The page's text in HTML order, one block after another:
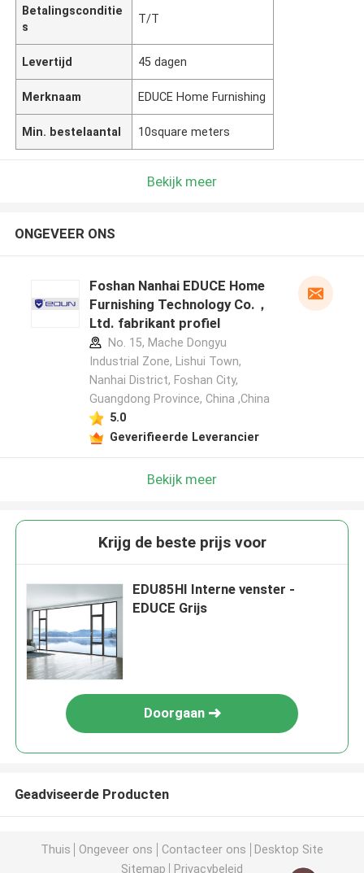
Betalingsconditie
s
T/T
Levertijd 45 dagen
Merknaam EDUCE Home Furnishing
Min. bestelaantal 10square meters
Bekijk meer
ONGEVEER ONS
Foshan Nanhai EDUCE Home
Furnishing Technology Co.，
Ltd. fabrikant profiel
No. 15, Mache Dongyu
Industrial Zone, Lishui Town,
Nanhai District, Foshan City,
Guangdong Province, China ,China
5.0
Geverifieerde Leverancier
Bekijk meer
Krijg de beste prijs voor
EDU85HI Interne venster -
EDUCE Grijs
Doorgaan
Geadviseerde Producten
Thuis Ongeveer ons Contacteer ons
Desktop Site
Sitemap
Privacybeleid